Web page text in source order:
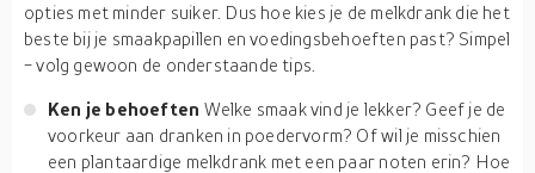
opties met minder suiker. Dus hoe kies je de melkdrank die het
beste bij je smaakpapillen en voedingsbehoeften past? Simpel
- volg gewoon de onderstaande tips.
Ken je behoeften Welke smaak vind je lekker? Geef je de
voorkeur aan dranken in poedervorm? Of wil je misschien
een plantaardige melkdrank met een paar noten erin? Hoe